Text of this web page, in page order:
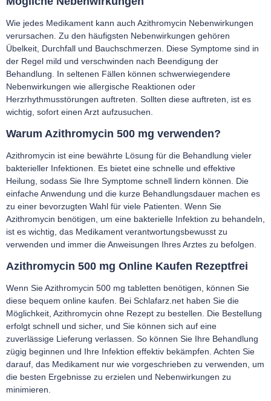
Wie jedes Medikament kann auch Azithromycin Nebenwirkungen
verursachen. Zu den häufigsten Nebenwirkungen gehören
Übelkeit, Durchfall und Bauchschmerzen. Diese Symptome sind in
der Regel mild und verschwinden nach Beendigung der
Behandlung. In seltenen Fällen können schwerwiegendere
Nebenwirkungen wie allergische Reaktionen oder
Herzrhythmusstörungen auftreten. Sollten diese auftreten, ist es
wichtig, sofort einen Arzt aufzusuchen.
Warum Azithromycin 500 mg verwenden?
Azithromycin ist eine bewährte Lösung für die Behandlung vieler
bakterieller Infektionen. Es bietet eine schnelle und effektive
Heilung, sodass Sie Ihre Symptome schnell lindern können. Die
einfache Anwendung und die kurze Behandlungsdauer machen es
zu einer bevorzugten Wahl für viele Patienten. Wenn Sie
Azithromycin benötigen, um eine bakterielle Infektion zu behandeln,
ist es wichtig, das Medikament verantwortungsbewusst zu
verwenden und immer die Anweisungen Ihres Arztes zu befolgen.
Azithromycin 500 mg Online Kaufen Rezeptfrei
Wenn Sie Azithromycin 500 mg tabletten benötigen, können Sie
diese bequem online kaufen. Bei Schlafarz.net haben Sie die
Möglichkeit, Azithromycin ohne Rezept zu bestellen. Die Bestellung
erfolgt schnell und sicher, und Sie können sich auf eine
zuverlässige Lieferung verlassen. So können Sie Ihre Behandlung
zügig beginnen und Ihre Infektion effektiv bekämpfen. Achten Sie
darauf, das Medikament nur wie vorgeschrieben zu verwenden, um
die besten Ergebnisse zu erzielen und Nebenwirkungen zu
minimieren.